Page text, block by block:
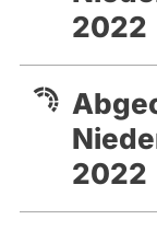
2022
2022